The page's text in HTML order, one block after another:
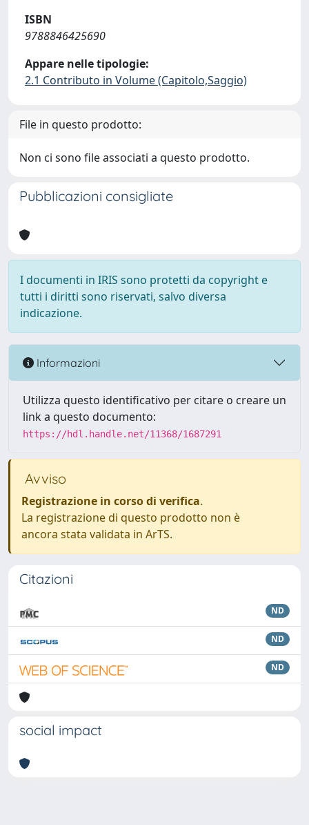
ISBN
9788846425690
Appare nelle tipologie:
2.1 Contributo in Volume (Capitolo,Saggio)
File in questo prodotto:
Non ci sono file associati a questo prodotto.
Pubblicazioni consigliate
I documenti in IRIS sono protetti da copyright e
tutti i diritti sono riservati, salvo diversa
indicazione.
Informazioni
Utilizza questo identificativo per citare o creare un
link a questo documento:
https://hdl.handle.net/11368/1687291
Avviso
Registrazione in corso di verifica.
La registrazione di questo prodotto non è
ancora stata validata in ArTS.
Citazioni
ND
ND
ND
social impact